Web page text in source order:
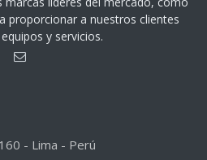
proporcionar a nuestros clientes
y servicios.​
- Lima - Perú